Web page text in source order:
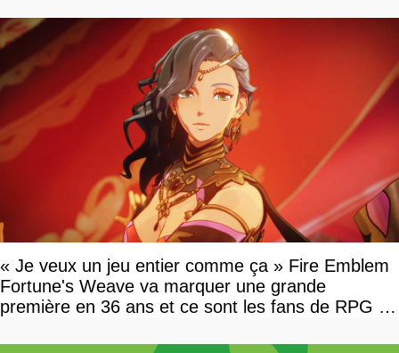
« Je veux un jeu entier comme ça » Fire Emblem
Fortune's Weave va marquer une grande
première en 36 ans et ce sont les fans de RPG en